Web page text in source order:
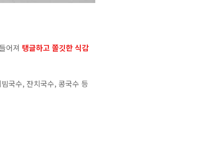
어져 탱글하고 쫄깃한 식감
국수, 잔치국수, 콩국수 등